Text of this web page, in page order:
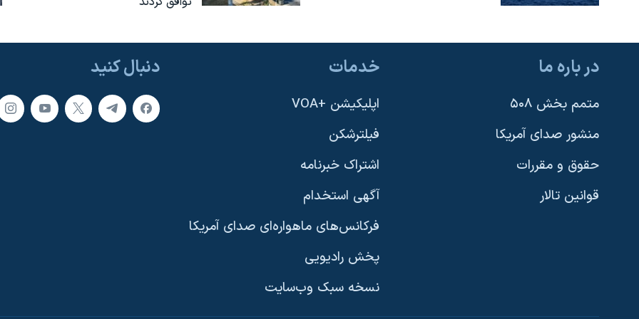
دنبال کنید در باره ما
متمم بخش ۵۰۸
منشور صدای آمریکا
حقوق و مقررات
قوانین تالار
خدمات
اپلیکیشن +VOA
فیلترشکن
اشتراک خبرنامه
آگهی استخدام
فرکانس‌های ماهواره‌ای صدای آمریکا
پخش رادیویی
نسخه سبک وب‌سایت